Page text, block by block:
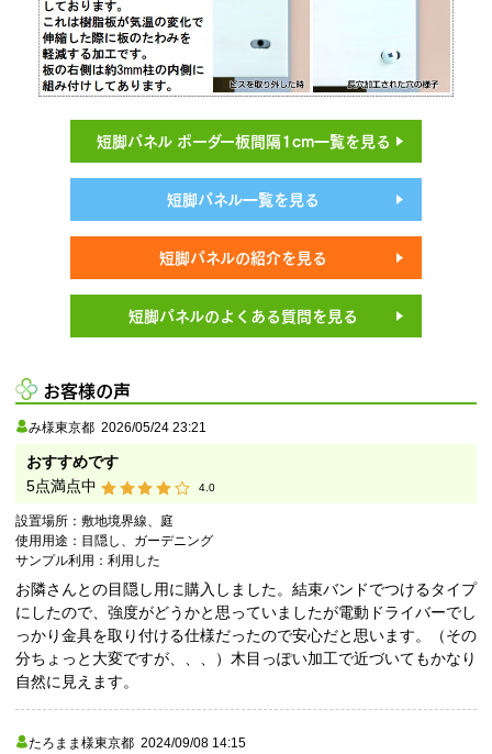
短脚パネル ボーダー板間隔1cm一覧を見る
短脚パネル一覧を見る
短脚パネルの紹介を見る
短脚パネルのよくある質問を見る
お客様の声
み様東京都 2026/05/24 23:21
おすすめです
5点満点中 4.0
設置場所： 敷地境界線、庭
使用用途： 目隠し、ガーデニング
サンプル利用： 利用した
お隣さんとの目隠し用に購入しました。結束バンドでつけるタイプ
にしたので、強度がどうかと思っていましたが電動ドライバーでし
っかり金具を取り付ける仕様だったので安心だと思います。（その
分ちょっと大変ですが、、、）木目っぽい加工で近づいてもかなり
自然に見えます。
たろまま様東京都 2024/09/08 14:15